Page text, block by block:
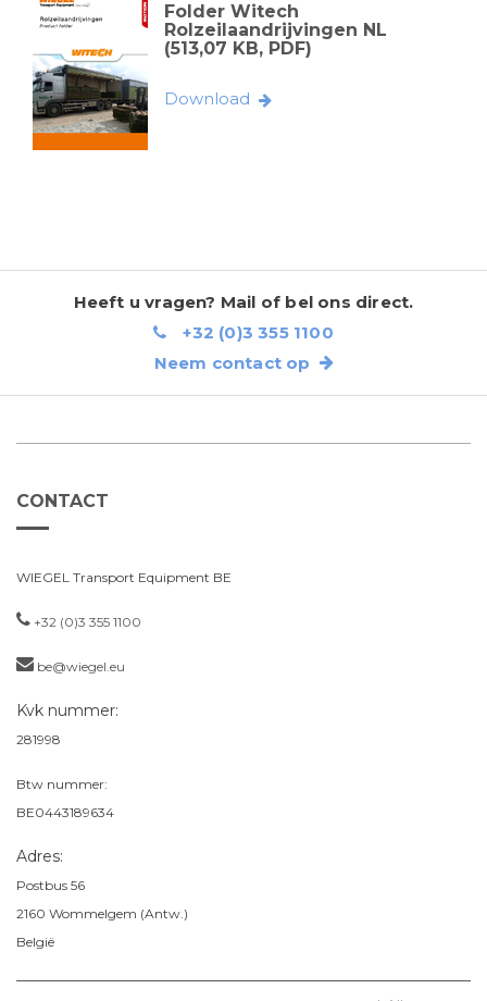
Folder Witech
Rolzeilaandrijvingen NL
(513,07 KB, PDF)
Download
Heeft u vragen? Mail of bel ons direct.
+32 (0)3 355 1100
Neem contact op
CONTACT
WIEGEL Transport Equipment BE
+32 (0)3 355 1100
be@wiegel.eu
Kvk nummer:
281998
Btw nummer:
BE0443189634
Adres:
Postbus 56
2160 Wommelgem (Antw.)
België